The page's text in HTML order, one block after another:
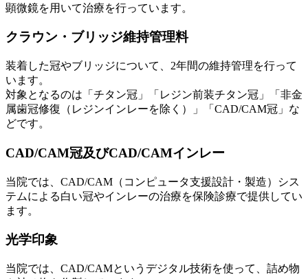
顕微鏡を用いて治療を行っています。
クラウン・ブリッジ維持管理料
装着した冠やブリッジについて、2年間の維持管理を行って
います。
対象となるのは「チタン冠」「レジン前装チタン冠」「非金
属歯冠修復（レジンインレーを除く）」「CAD/CAM冠」な
どです。
CAD/CAM冠及びCAD/CAMインレー
当院では、CAD/CAM（コンピュータ支援設計・製造）シス
テムによる白い冠やインレーの治療を保険診療で提供してい
ます。
光学印象
当院では、CAD/CAMというデジタル技術を使って、詰め物